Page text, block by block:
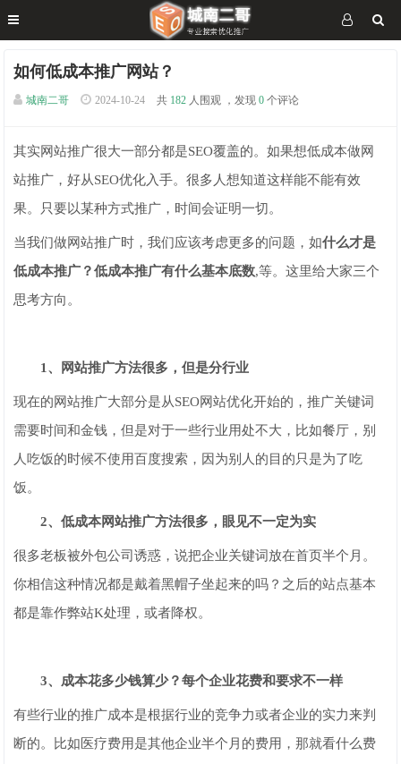
如何低成本推广网站？
城南二哥 2024-10-24 共 182 人围观 ，发现 0 个评论
其实网站推广很大一部分都是SEO覆盖的。如果想低成本做网
站推广，好从SEO优化入手。很多人想知道这样能不能有效
果。只要以某种方式推广，时间会证明一切。
当我们做网站推广时，我们应该考虑更多的问题，如什么才是
低成本推广？低成本推广有什么基本底数,等。这里给大家三个
思考方向。
1、网站推广方法很多，但是分行业
现在的网站推广大部分是从SEO网站优化开始的，推广关键词
需要时间和金钱，但是对于一些行业用处不大，比如餐厅，别
人吃饭的时候不使用百度搜索，因为别人的目的只是为了吃
饭。
2、低成本网站推广方法很多，眼见不一定为实
很多老板被外包公司诱惑，说把企业关键词放在首页半个月。
你相信这种情况都是戴着黑帽子坐起来的吗？之后的站点基本
都是靠作弊站K处理，或者降权。
3、成本花多少钱算少？每个企业花费和要求不一样
有些行业的推广成本是根据行业的竞争力或者企业的实力来判
断的。比如医疗费用是其他企业半个月的费用，那就看什么费